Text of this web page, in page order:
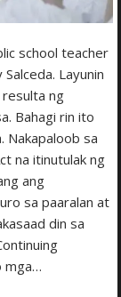
school teacher
Layunin
ng
Bahagi rin ito
Nakapaloob sa
na itinutulak ng
ang
sa paaralan at
din sa
mga…